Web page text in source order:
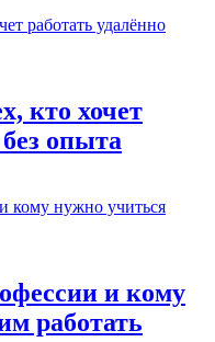
кто хочет
опыта
и кому
работать